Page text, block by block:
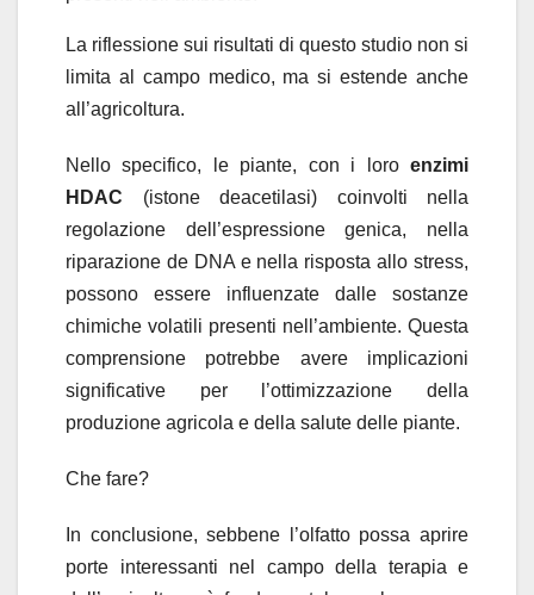
La riflessione sui risultati di questo studio non si
limita al campo medico, ma si estende anche
all’agricoltura.
Nello specifico, le piante, con i loro enzimi
HDAC (istone deacetilasi) coinvolti nella
regolazione dell’espressione genica, nella
riparazione de DNA e nella risposta allo stress,
possono essere influenzate dalle sostanze
chimiche volatili presenti nell’ambiente. Questa
comprensione potrebbe avere implicazioni
significative per l’ottimizzazione della
produzione agricola e della salute delle piante.
Che fare?
In conclusione, sebbene l’olfatto possa aprire
porte interessanti nel campo della terapia e